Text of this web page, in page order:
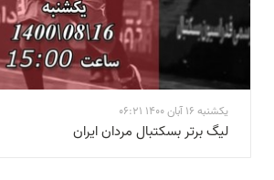
یکشنبه 16 آبان 1400 06:21
لیگ برتر بسکتبال مردان ایران